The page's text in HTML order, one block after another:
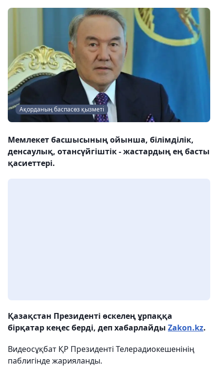
Ақорданың баспасөз қызметі
Мемлекет басшысының ойынша, білімділік,
денсаулық, отансүйгіштік - жастардың ең басты
қасиеттері.
Қазақстан Президенті өскелең ұрпаққа
бірқатар кеңес берді, деп хабарлайды Zakon.kz.
Видеосұқбат ҚР Президенті Телерадиокешенінің
паблигінде жарияланды.